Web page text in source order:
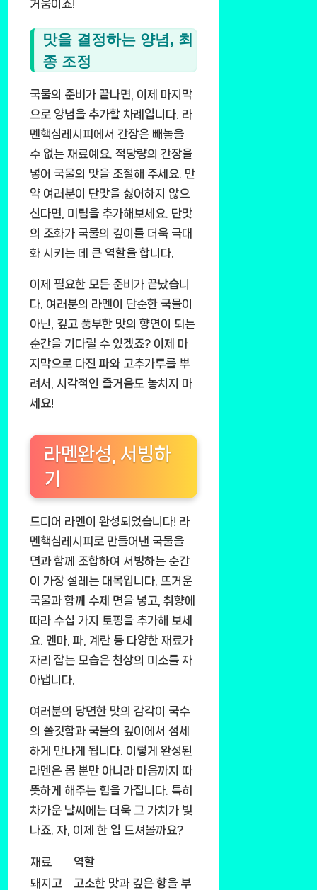
거움이죠!
맛을 결정하는 양념, 최
종 조정
국물의 준비가 끝나면, 이제 마지막
으로 양념을 추가할 차례입니다. 라
멘핵심레시피에서 간장은 빼놓을
수 없는 재료예요. 적당량의 간장을
넣어 국물의 맛을 조절해 주세요. 만
약 여러분이 단맛을 싫어하지 않으
신다면, 미림을 추가해보세요. 단맛
의 조화가 국물의 깊이를 더욱 극대
화 시키는 데 큰 역할을 합니다.
이제 필요한 모든 준비가 끝났습니
다. 여러분의 라멘이 단순한 국물이
아닌, 깊고 풍부한 맛의 향연이 되는
순간을 기다릴 수 있겠죠? 이제 마
지막으로 다진 파와 고추가루를 뿌
려서, 시각적인 즐거움도 놓치지 마
세요!
라멘완성, 서빙하
기
드디어 라멘이 완성되었습니다! 라
멘핵심레시피로 만들어낸 국물을
면과 함께 조합하여 서빙하는 순간
이 가장 설레는 대목입니다. 뜨거운
국물과 함께 수제 면을 넣고, 취향에
따라 수십 가지 토핑을 추가해 보세
요. 멘마, 파, 계란 등 다양한 재료가
자리 잡는 모습은 천상의 미소를 자
아냅니다.
여러분의 당면한 맛의 감각이 국수
의 쫄깃함과 국물의 깊이에서 섬세
하게 만나게 됩니다. 이렇게 완성된
라멘은 몸 뿐만 아니라 마음까지 따
뜻하게 해주는 힘을 가집니다. 특히
차가운 날씨에는 더욱 그 가치가 빛
나죠. 자, 이제 한 입 드셔볼까요?
재료
역할
돼지고
고소한 맛과 깊은 향을 부